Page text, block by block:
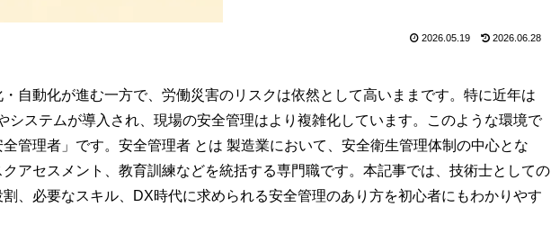
2026.05.19 2026.06.28
自動化が進む一方で、労働災害のリスクは依然として高いままです。特に近年は
システムが導入され、現場の安全管理はより複雑化しています。このような環境で
管理者」です。安全管理者 とは 製造業において、安全衛生管理体制の中心とな
アセスメント、教育訓練などを統括する専門職です。本記事では、技術士としての
、必要なスキル、DX時代に求められる安全管理のあり方を初心者にもわかりやす